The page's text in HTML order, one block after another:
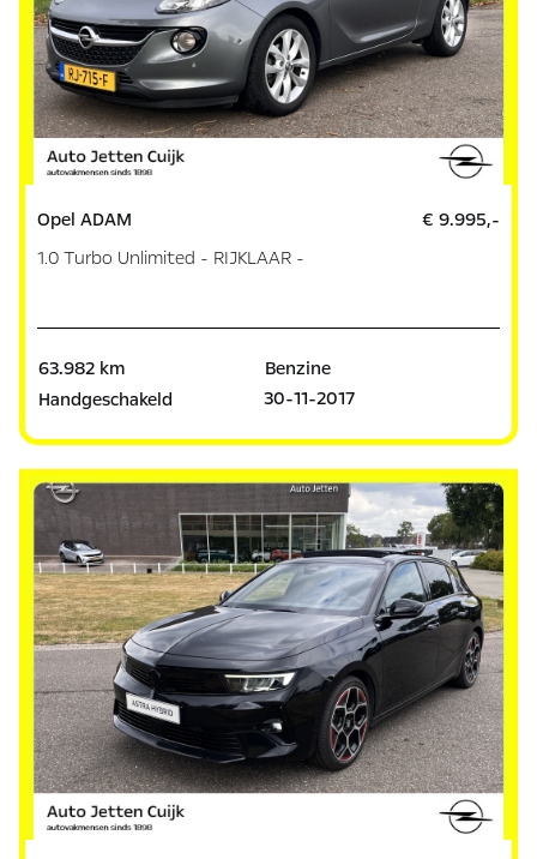
Opel ADAM
1.0 Turbo Unlimited - RIJKLAAR -
€ 9.995,-
63.982 km
Benzine
Handgeschakeld
30-11-2017